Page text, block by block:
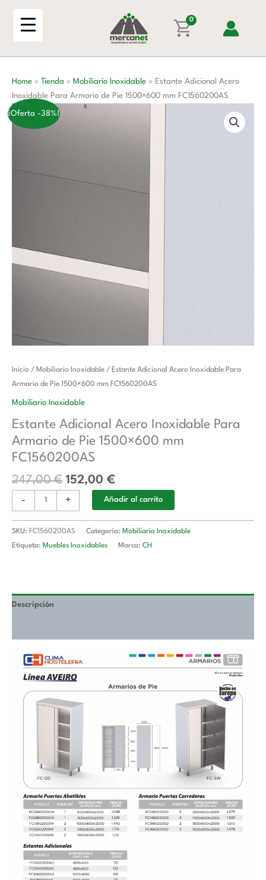
0
Home » Tienda » Mobiliario Inoxidable » Estante Adicional Acero
Inoxidable Para Armario de Pie 1500×600 mm FC1560200AS
¡Oferta -38%!
Inicio / Mobiliario Inoxidable / Estante Adicional Acero Inoxidable Para
Armario de Pie 1500×600 mm FC1560200AS
Mobiliario Inoxidable
Estante Adicional Acero Inoxidable Para
Armario de Pie 1500×600 mm
FC1560200AS
247,00€
El
precio
original
247,00 €.
152,00 €
El
precio
152,00 €.
-
Estante
Adicional
Acero
Para
Armario
de
1500x600
FC1560200AS
+ Añadir al carrito
SKU: FC1560200AS Categoría: Mobiliario Inoxidable
Etiqueta: Muebles Inoxidables Marca: CH
Descripción
Para
Armario
de
1500x600
mm
FC1560200AS
cantidad